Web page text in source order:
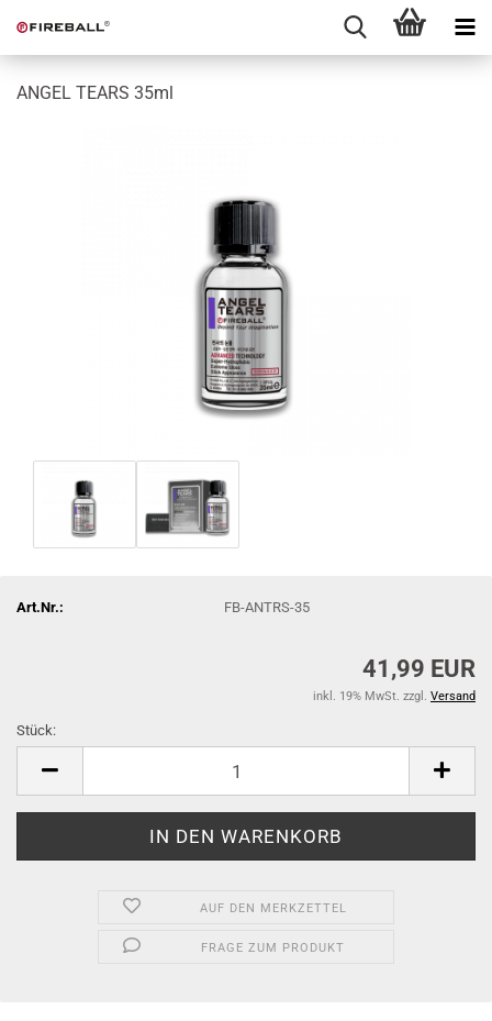
ANGEL TEARS 35ml
Art.Nr.: FB-ANTRS-35
41,99 EUR
inkl. 19% MwSt. zzgl. Versand
Stück:
AUF DEN MERKZETTEL
FRAGE ZUM PRODUKT